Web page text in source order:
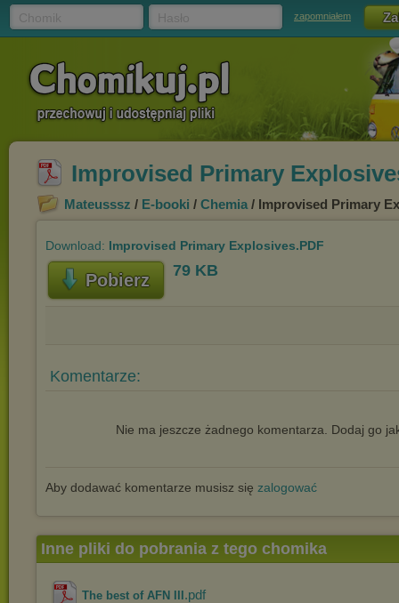
zapomniałem
Improvised Primary
Mateusssz / E-booki / Chemia / Improvised Primary
Download: Improvised Primary Explosives.PDF
Pobierz 79 KB
Komentarze:
Nie ma jeszcze żadnego komentarza. Dodaj go
Aby dodawać komentarze musisz się zalogować
Inne pliki do pobrania z tego chomika
The best of AFN III .pdf